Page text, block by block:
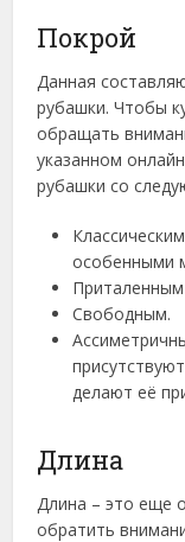
Покрой
Данная
рубашки. Чтобы
обращать
указанном
рубашки со
особенными
Свободным.
делают её
Длина
Длина – это еще
обратить